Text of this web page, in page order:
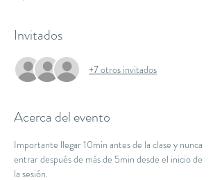
Invitados
+7 otros invitados
Acerca del evento
Importante llegar 10min antes de la clase y nunca
entrar después de más de 5min desde el inicio de
la sesión.